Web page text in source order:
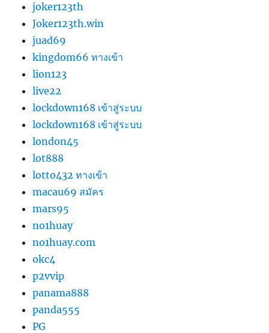
joker123th
Joker123th.win
juad69
kingdom66 ทางเข้า
lion123
live22
lockdown168 เข้าสู่ระบบ
lockdown168 เข้าสู่ระบบ
london45
lot888
lotto432 ทางเข้า
macau69 สมัคร
mars95
no1huay
no1huay.com
okc4
p2vvip
panama888
panda555
PG